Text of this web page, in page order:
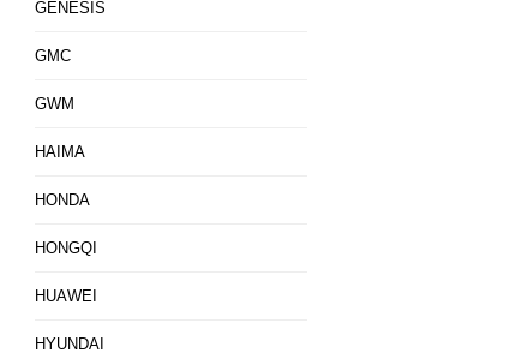
GENESIS
GMC
GWM
HAIMA
HONDA
HONGQI
HUAWEI
HYUNDAI